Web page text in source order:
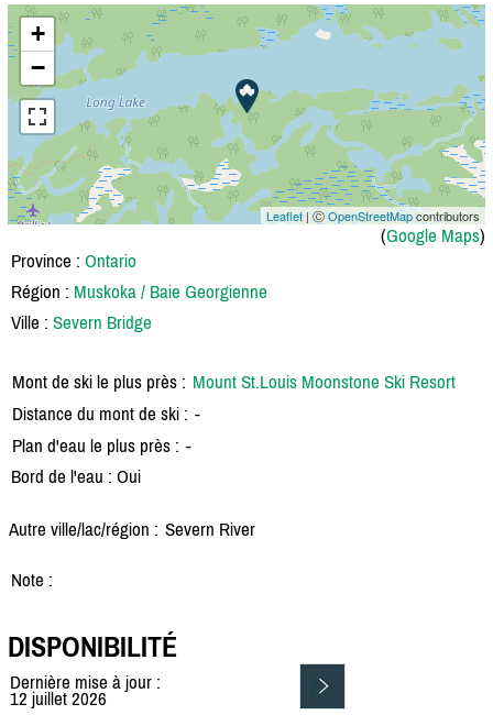
+
−
Leaflet| ⒸOpenStreetMapcontributors
(Google Maps)
Province : Ontario
Région : Muskoka / Baie Georgienne
Ville : Severn Bridge
Mont de ski le plus près : Mount St.Louis Moonstone Ski Resort
Distance du mont de ski : -
Plan d'eau le plus près : -
Bord de l'eau : Oui
Autre ville/lac/région : Severn River
Note :
DISPONIBILITÉ
Dernière mise à jour :
12 juillet 2026